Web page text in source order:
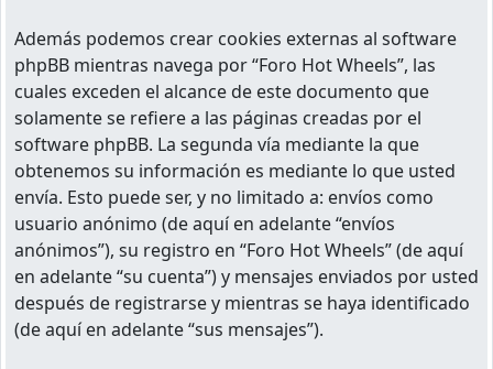
Además podemos crear cookies externas al software
phpBB mientras navega por “Foro Hot Wheels”, las
cuales exceden el alcance de este documento que
solamente se refiere a las páginas creadas por el
software phpBB. La segunda vía mediante la que
obtenemos su información es mediante lo que usted
envía. Esto puede ser, y no limitado a: envíos como
usuario anónimo (de aquí en adelante “envíos
anónimos”), su registro en “Foro Hot Wheels” (de aquí
en adelante “su cuenta”) y mensajes enviados por usted
después de registrarse y mientras se haya identificado
(de aquí en adelante “sus mensajes”).